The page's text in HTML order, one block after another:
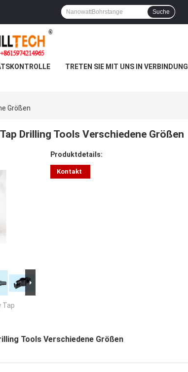
Suche
TRETEN SIE MIT UNS IN VERBINDUNG
Größen
Drilling Tools Verschiedene Größen
Tap
Produktdetails:
Kontakt
Tools Verschiedene Größen